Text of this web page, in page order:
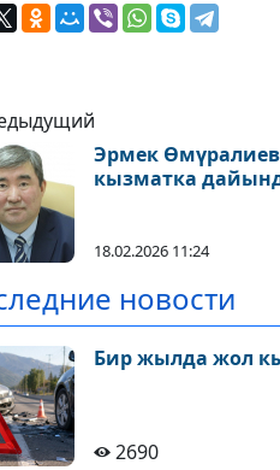
Эрмек
кызматка
18.02.2026 11:24
новости
Бир жылда жол
2690